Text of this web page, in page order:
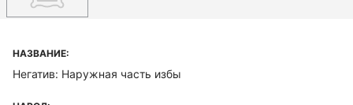
НАЗВАНИЕ:
Негатив: Наружная часть избы